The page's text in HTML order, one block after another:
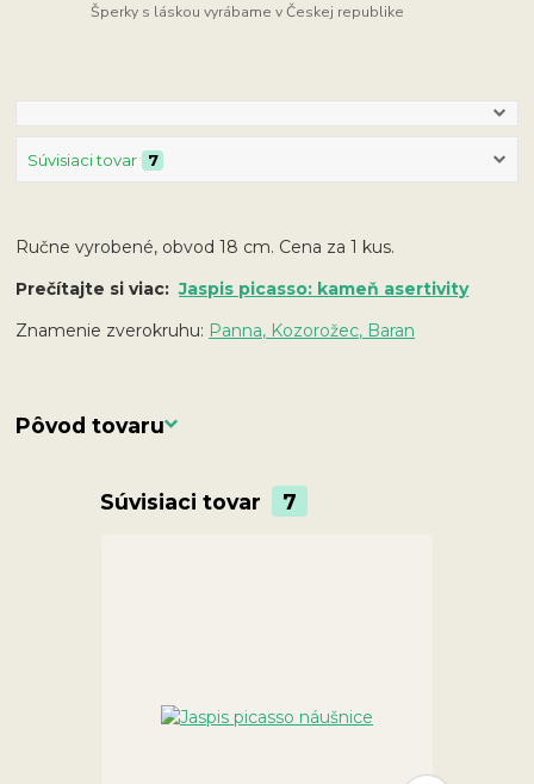
Šperky s láskou vyrábame v Českej republike
Súvisiaci tovar 7
Ručne vyrobené, obvod 18 cm. Cena za 1 kus.
Prečítajte si viac:Jaspis picasso: kameň asertivity
Znamenie zverokruhu: Panna, Kozorožec, Baran
Pôvod tovaru
Súvisiaci tovar 7